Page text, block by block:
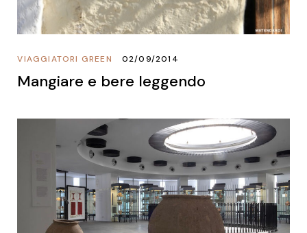
VIAGGIATORI GREEN 02/09/2014
Mangiare e bere leggendo